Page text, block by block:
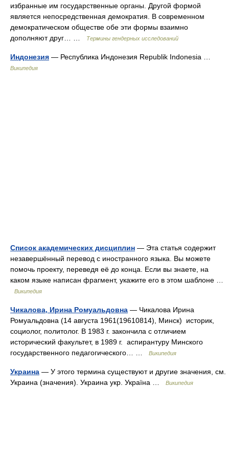
избранные им государственные органы. Другой формой
является непосредственная демократия. В современном
демократическом обществе обе эти формы взаимно
дополняют друг… …
Термины гендерных исследований
Индонезия — Республика Индонезия Republik Indonesia …
Википедия
Список академических дисциплин — Эта статья содержит
незавершённый перевод с иностранного языка. Вы можете
помочь проекту, переведя её до конца. Если вы знаете, на
каком языке написан фрагмент, укажите его в этом шаблоне …
Википедия
Чикалова, Ирина Ромуальдовна — Чикалова Ирина
Ромуальдовна (14 августа 1961(19610814), Минск) историк,
социолог, политолог. В 1983 г. закончила с отличием
исторический факультет, в 1989 г. аспирантуру Минского
государственного педагогического… …
Википедия
Украина — У этого термина существуют и другие значения, см.
Украина (значения). Украина укр. Україна …
Википедия